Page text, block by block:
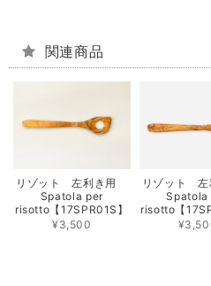
関連商品
リゾット 左利き用
Spatola per
risotto【17SPR01S】
¥3,500
リゾット
Spatola
risotto【